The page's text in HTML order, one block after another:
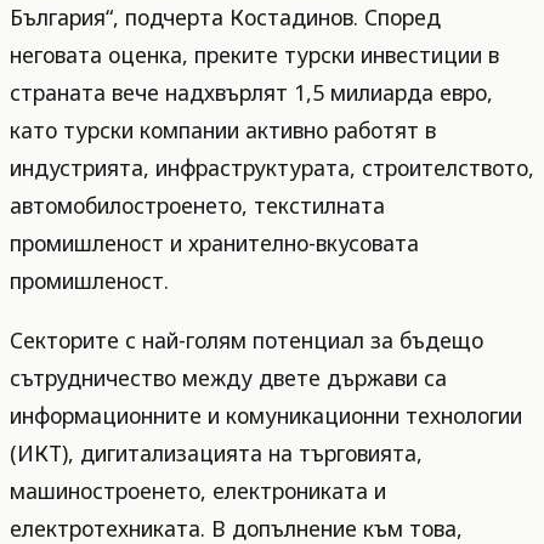
България“, подчерта Костадинов. Според
неговата оценка, преките турски инвестиции в
страната вече надхвърлят 1,5 милиарда евро,
като турски компании активно работят в
индустрията, инфраструктурата, строителството,
автомобилостроенето, текстилната
промишленост и хранително-вкусовата
промишленост.
Секторите с най-голям потенциал за бъдещо
сътрудничество между двете държави са
информационните и комуникационни технологии
(ИКТ), дигитализацията на търговията,
машиностроенето, електрониката и
електротехниката. В допълнение към това,